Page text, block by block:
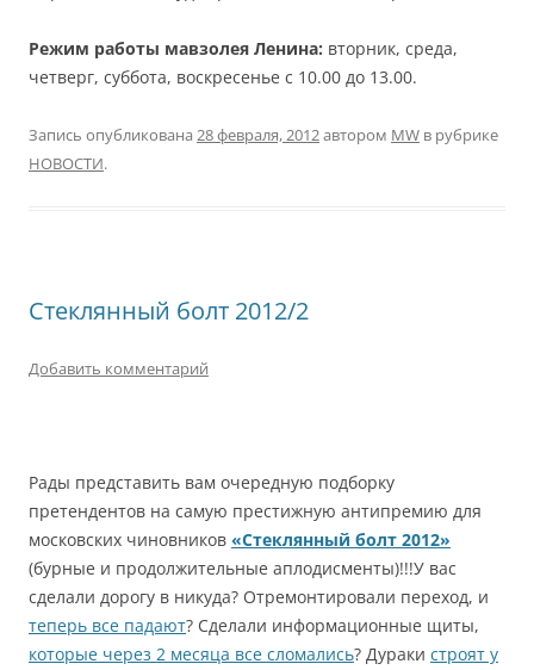
Режим работы мавзолея Ленина: вторник, среда,
четверг, суббота, воскресенье с 10.00 до 13.00.
Запись опубликована 28 февраля, 2012автором MW в рубрике
НОВОСТИ.
Стеклянный болт 2012/2
Добавить комментарий
Рады представить вам очередную подборку
претендентов на самую престижную антипремию для
московских чиновников «Стеклянный болт 2012»
(бурные и продолжительные аплодисменты)!!!У вас
сделали дорогу в никуда? Отремонтировали переход, и
теперь все падают? Сделали информационные щиты,
которые через 2 месяца все сломались? Дураки строят у